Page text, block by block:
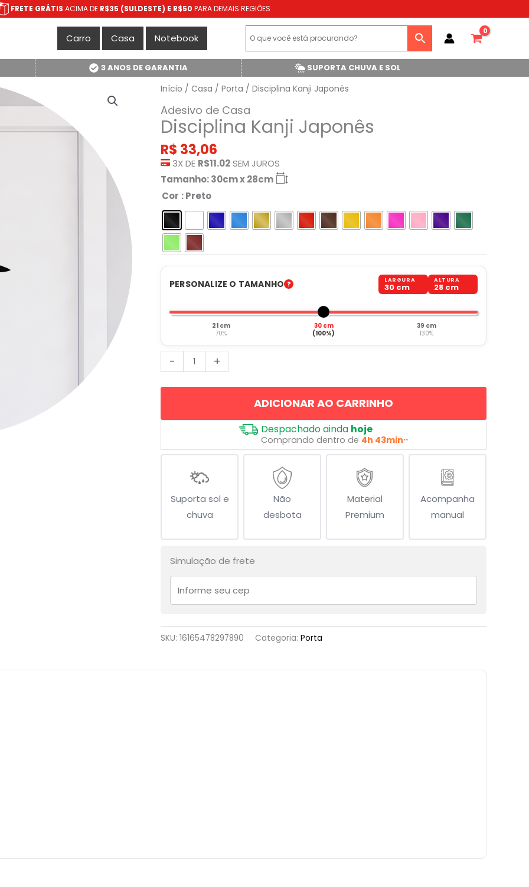
FRETE GRÁTIS ACIMA DE R$35 (SULDESTE) E R$50 PARA DEMAIS REGIÕES
Carro Casa Notebook
3 ANOS DE GARANTIA
SUPORTA CHUVA E SOL
Início / Casa / Porta / Disciplina Kanji Japonês
Adesivo de Casa
Disciplina Kanji Japonês
R$ 33,06
3X DE R$11.02SEM JUROS
Tamanho: 30cm x 28cm
Cor : Preto
PERSONALIZE O TAMANHO LARGURA
30 cm
ALTURA
28 cm
21 cm
70%
30 cm
(100%)
39 cm
130%
-
Disciplina
Kanji
Japonês
+
ADICIONAR AO CARRINHO
Despachado ainda hoje
Comprando dentro de 4h 43min**
Suporta sol e
chuva
Não
desbota
Material
Premium
Acompanha
manual
Simulação de frete
SKU: 16165478297890 Categoria: Porta